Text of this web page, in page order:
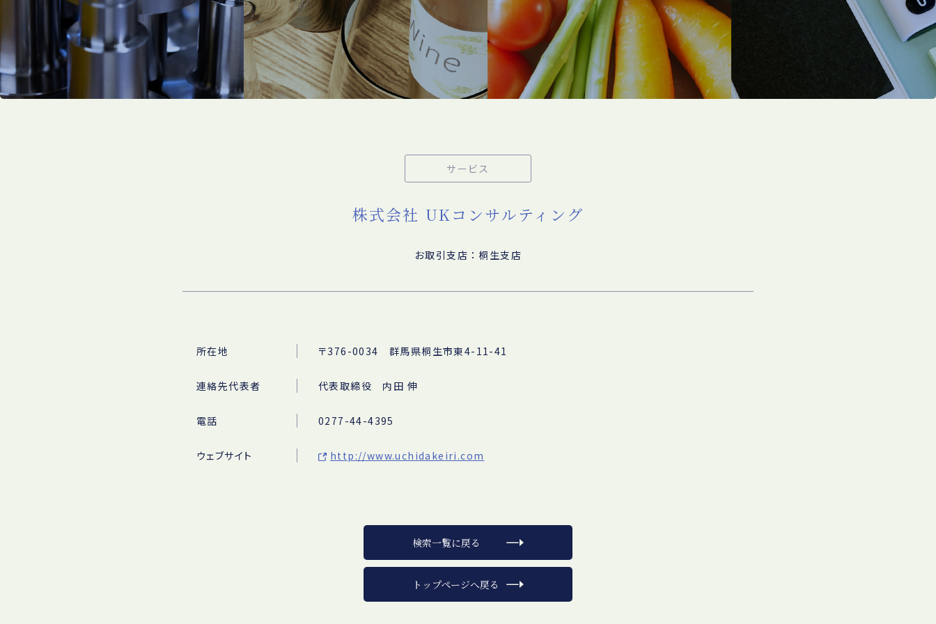
サービス
株式会社 UKコンサルティング
お取引支店：桐生支店
所在地 〒376-0034 群馬県桐生市東4-11-41
連絡先代表者 代表取締役 内田 伸
電話 0277-44-4395
ウェブサイト http://www.uchidakeiri.com
検索一覧に戻る
トップページへ戻る